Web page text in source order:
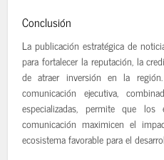
Conclusión
La publicación estratégica de
para fortalecer la reputación, la
de atraer inversión en la
comunicación ejecutiva,
especializadas, permite que
comunicación maximicen el
ecosistema favorable para el